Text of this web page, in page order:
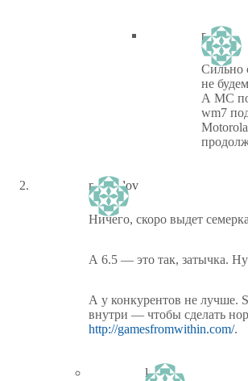
piastor
Сильно
не
А МС
wm7
michailov
Ничего, скоро выдет
А 6.5 — это так, затычка.
А у конкурентов не лучше.
внутри — чтобы сделать
http://gamesfromwithin.com/.
lafy